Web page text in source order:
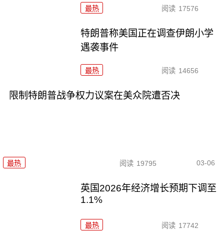
最热 阅读 17576
特朗普称美国正在调查伊朗小学
遇袭事件
最热 阅读 14656
限制特朗普战争权力议案在美众院遭否决
最热 阅读 19795 03-06
英国2026年经济增长预期下调至
1.1%
最热 阅读 17742